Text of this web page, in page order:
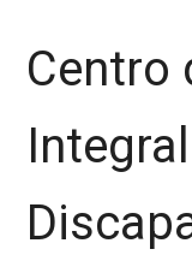
Centro